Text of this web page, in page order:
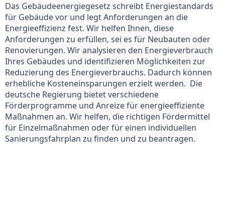
Das Gebäudeenergiegesetz schreibt Energiestandards
für Gebäude vor und legt Anforderungen an die
Energieeffizienz fest. Wir helfen Ihnen, diese
Anforderungen zu erfüllen, sei es für Neubauten oder
Renovierungen. Wir analysieren den Energieverbrauch
Ihres Gebäudes und identifizieren Möglichkeiten zur
Reduzierung des Energieverbrauchs. Dadurch können
erhebliche Kosteneinsparungen erzielt werden. Die
deutsche Regierung bietet verschiedene
Förderprogramme und Anreize für energieeffiziente
Maßnahmen an. Wir helfen, die richtigen Fördermittel
für Einzelmaßnahmen oder für einen individuellen
Sanierungsfahrplan zu finden und zu beantragen.